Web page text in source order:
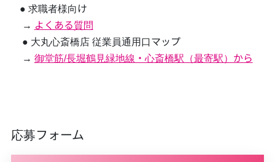
● 求職者様向け
→ よくある質問
● 大丸心斎橋店 従業員通用口マップ
→ 御堂筋/長堀鶴見緑地線・心斎橋駅（最寄駅）から
応募フォーム